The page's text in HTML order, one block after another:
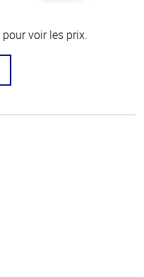
voir les prix.